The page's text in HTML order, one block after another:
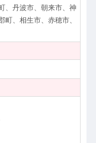
、丹波市、朝来市、神
、相生市、赤穂市、